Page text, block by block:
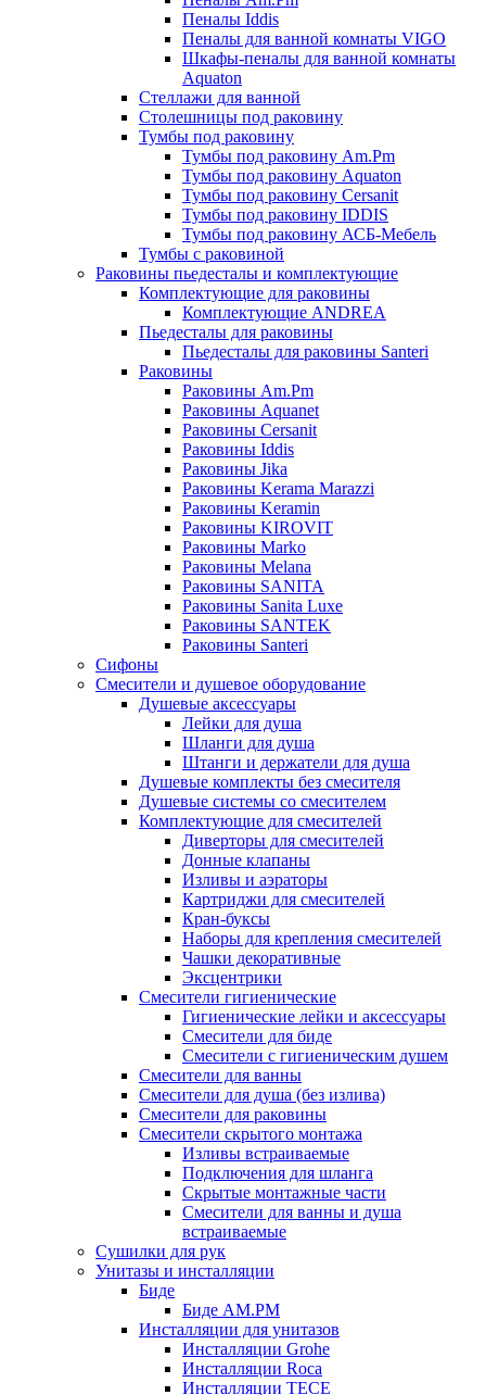
Пеналы Iddis
Пеналы для ванной комнаты VIGO
Шкафы-пеналы для ванной комнаты
Aquaton
Стеллажи для ванной
Столешницы под раковину
Тумбы под раковину
Тумбы под раковину Am.Pm
Тумбы под раковину Aquaton
Тумбы под раковину Cersanit
Тумбы под раковину IDDIS
Тумбы под раковину АСБ-Мебель
Тумбы с раковиной
Раковины пьедесталы и комплектующие
Комплектующие для раковины
Комплектующие ANDREA
Пьедесталы для раковины
Пьедесталы для раковины Santeri
Раковины
Раковины Am.Pm
Раковины Aquanet
Раковины Cersanit
Раковины Iddis
Раковины Jika
Раковины Kerama Marazzi
Раковины Keramin
Раковины KIROVIT
Раковины Marko
Раковины Melana
Раковины SANITA
Раковины Sanita Luxe
Раковины SANTEK
Раковины Santeri
Сифоны
Смесители и душевое оборудование
Душевые аксессуары
Лейки для душа
Шланги для душа
Штанги и держатели для душа
Душевые комплекты без смесителя
Душевые системы со смесителем
Комплектующие для смесителей
Диверторы для смесителей
Донные клапаны
Изливы и аэраторы
Картриджи для смесителей
Кран-буксы
Наборы для крепления смесителей
Чашки декоративные
Эксцентрики
Смесители гигиенические
Гигиенические лейки и аксессуары
Смесители для биде
Смесители с гигиеническим душем
Смесители для ванны
Смесители для душа (без излива)
Смесители для раковины
Смесители скрытого монтажа
Изливы встраиваемые
Подключения для шланга
Скрытые монтажные части
Смесители для ванны и душа
встраиваемые
Сушилки для рук
Унитазы и инсталляции
Биде
Биде AM.PM
Инсталляции для унитазов
Инсталляции Grohe
Инсталляции Roca
Инсталляции TECE